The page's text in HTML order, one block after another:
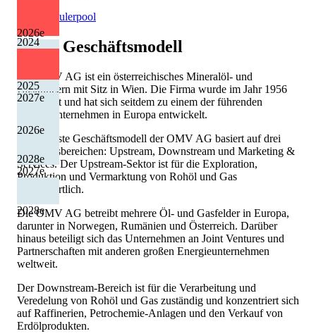
2026e
2027e
2028e
2024
2025
2026e
2027e
2028e
Quelle: Eulerpool
OMVGeschäftsmodell
Die OMV AG ist ein österreichisches Mineralöl- und
Gaskonzern mit Sitz in Wien. Die Firma wurde im Jahr 1956
gegründet und hat sich seitdem zu einem der führenden
Energieunternehmen in Europa entwickelt.
Das robuste Geschäftsmodell der OMV AG basiert auf drei
Geschäftsbereichen: Upstream, Downstream und Marketing &
Services. Der Upstream-Sektor ist für die Exploration,
Produktion und Vermarktung von Rohöl und Gas
verantwortlich.
Die OMV AG betreibt mehrere Öl- und Gasfelder in Europa,
darunter in Norwegen, Rumänien und Österreich. Darüber
hinaus beteiligt sich das Unternehmen an Joint Ventures und
Partnerschaften mit anderen großen Energieunternehmen
weltweit.
Der Downstream-Bereich ist für die Verarbeitung und
Veredelung von Rohöl und Gas zuständig und konzentriert sich
auf Raffinerien, Petrochemie-Anlagen und den Verkauf von
Erdölprodukten.